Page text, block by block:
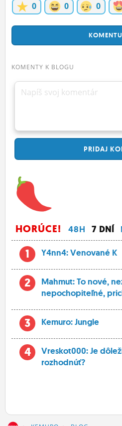
0 0 0
KOMENTY K BLOGU
Napíš svoj komentár
PRIDAJ
HORÚCE! 48H 7 DNÍ
1 Y4nn4: Venované K
2
Mahmut: To nové,
nepochopiteľné,
3 Kemuro: Jungle
4
Vreskot000: Je
rozhodnúť?